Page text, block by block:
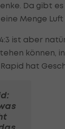
Da gibt
Menge
ist aber
können,
hat